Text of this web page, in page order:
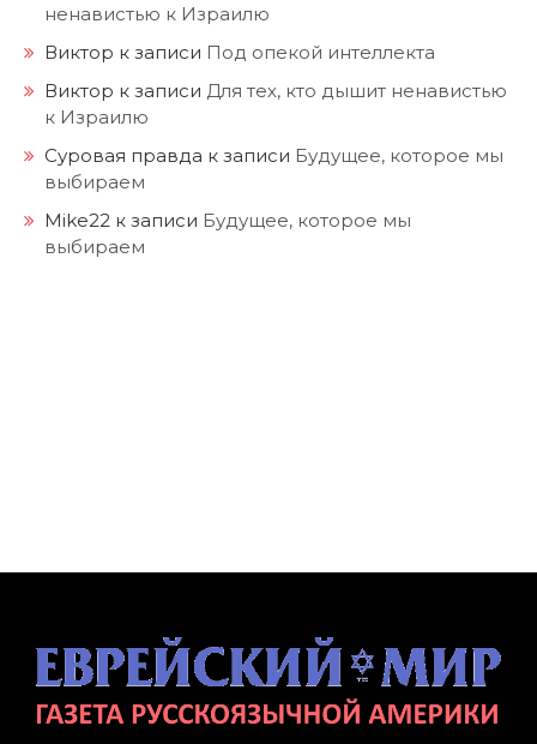
ненавистью к Израилю
Виктор к записи Под опекой интеллекта
Виктор к записи Для тех, кто дышит ненавистью
к Израилю
Суровая правда к записи Будущее, которое мы
выбираем
Mike22 к записи Будущее, которое мы
выбираем